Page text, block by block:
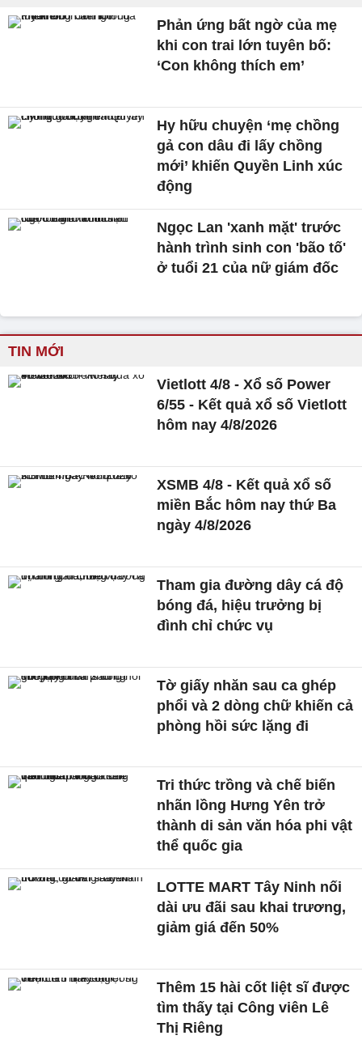
Phản ứng bất ngờ của mẹ
khi con trai lớn tuyên bố:
‘Con không thích em’
Hy hữu chuyện ‘mẹ chồng
gả con dâu đi lấy chồng
mới’ khiến Quyền Linh xúc
động
Ngọc Lan 'xanh mặt' trước
hành trình sinh con 'bão tố'
ở tuổi 21 của nữ giám đốc
TIN MỚI
Vietlott 4/8 - Xổ số Power
6/55 - Kết quả xổ số Vietlott
hôm nay 4/8/2026
XSMB 4/8 - Kết quả xổ số
miền Bắc hôm nay thứ Ba
ngày 4/8/2026
Tham gia đường dây cá độ
bóng đá, hiệu trưởng bị
đình chỉ chức vụ
Tờ giấy nhăn sau ca ghép
phổi và 2 dòng chữ khiến cả
phòng hồi sức lặng đi
Tri thức trồng và chế biến
nhãn lồng Hưng Yên trở
thành di sản văn hóa phi vật
thể quốc gia
LOTTE MART Tây Ninh nối
dài ưu đãi sau khai trương,
giảm giá đến 50%
Thêm 15 hài cốt liệt sĩ được
tìm thấy tại Công viên Lê
Thị Riêng